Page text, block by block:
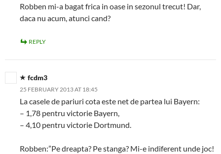
Robben mi-a bagat frica in oase in sezonul trecut! Dar,
daca nu acum, atunci cand?
REPLY
fcdm3
25 FEBRUARY 2013 AT 18:45
La casele de pariuri cota este net de partea lui Bayern:
– 1,78 pentru victorie Bayern,
– 4,10 pentru victorie Dortmund.
Robben:”Pe dreapta? Pe stanga? Mi-e indiferent unde joc!